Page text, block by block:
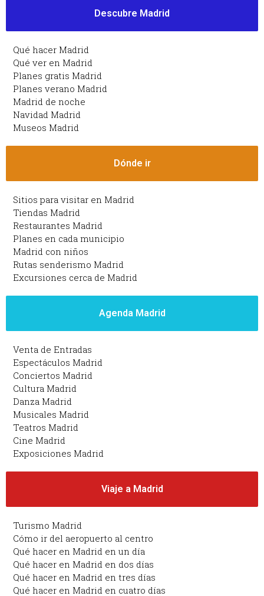
Descubre Madrid
Qué hacer Madrid
Qué ver en Madrid
Planes gratis Madrid
Planes verano Madrid
Madrid de noche
Navidad Madrid
Museos Madrid
Dónde ir
Sitios para visitar en Madrid
Tiendas Madrid
Restaurantes Madrid
Planes en cada municipio
Madrid con niños
Rutas senderismo Madrid
Excursiones cerca de Madrid
Agenda Madrid
Venta de Entradas
Espectáculos Madrid
Conciertos Madrid
Cultura Madrid
Danza Madrid
Musicales Madrid
Teatros Madrid
Cine Madrid
Exposiciones Madrid
Viaje a Madrid
Turismo Madrid
Cómo ir del aeropuerto al centro
Qué hacer en Madrid en un día
Qué hacer en Madrid en dos días
Qué hacer en Madrid en tres días
Qué hacer en Madrid en cuatro días